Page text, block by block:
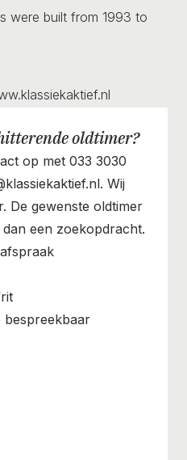
were built from 1993 to
oldtimer?
op met 033 3030
Wij
De gewenste oldtimer
een zoekopdracht.
bespreekbaar